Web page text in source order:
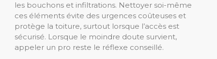
les bouchons et infiltrations. Nettoyer soi-même
ces éléments évite des urgences coûteuses et
protège la toiture, surtout lorsque l’accès est
sécurisé. Lorsque le moindre doute survient,
appeler un pro reste le réflexe conseillé.